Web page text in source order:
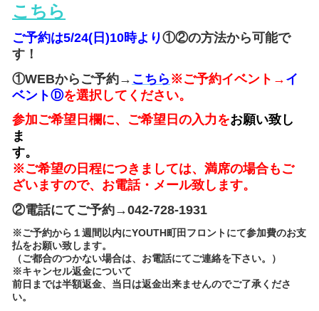
こちら
ご予約は5/24(日)10時より①②の方法から可能で
す！
①WEBからご予約→ こちら ※ご予約イベント→ イ
ベントⒹを選択してください。
参加ご希望日欄に、ご希望日の入力をお願い致し
ま
※ご希望の日程につきましては、満席の場合もご
ざいますので、お電話・メール致します。
②電話にてご予約→042-728-1931
※ご予約から１週間以内にYOUTH町田フロントにて参加費のお支
払をお願い致します。
（ご都合のつかない場合は、お電話にてご連絡を下さい。）
※キャンセル返金について
前日までは半額返金、当日は返金出来ませんのでご了承くださ
い。